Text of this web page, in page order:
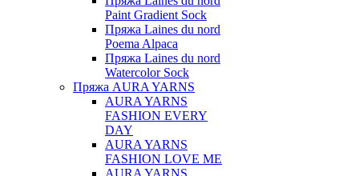
Paint Gradient Sock
Пряжа Laines du nord
Poema Alpaca
Пряжа Laines du nord
Watercolor Sock
Пряжа AURA YARNS
AURA YARNS
FASHION EVERY
DAY
AURA YARNS
FASHION LOVE ME
AURA YARNS